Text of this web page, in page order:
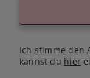
Ich stimme den
kannst du hier